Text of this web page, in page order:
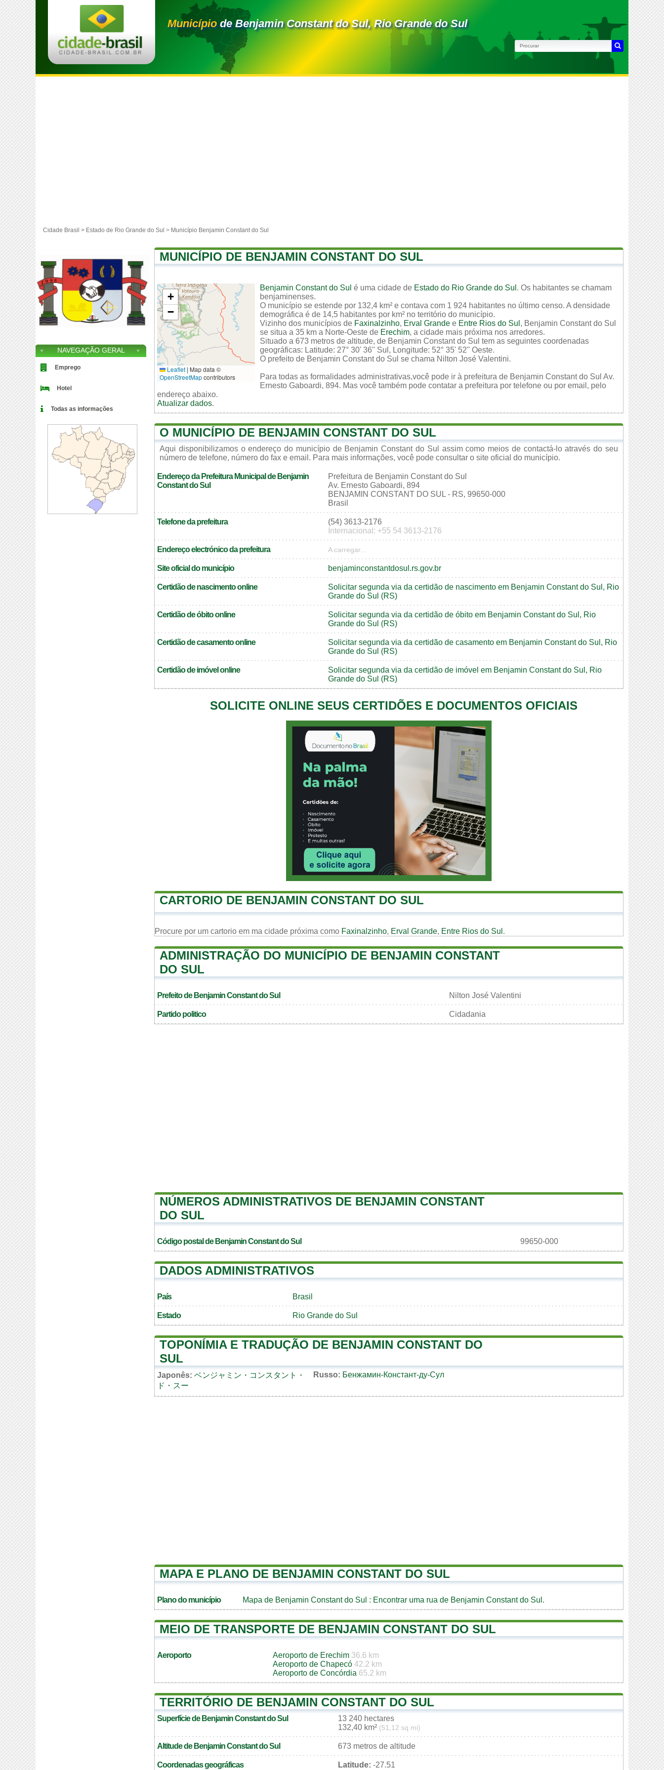
Municípiode Benjamin Constant do Sul, Rio Grande do Sul
Cidade Brasil > Estado de Rio Grande do Sul > Município Benjamin Constant do Sul
MUNICÍPIO DE BENJAMIN CONSTANT DO SUL
+
−
Leaflet | Map data ©
OpenStreetMapcontributors
Benjamin Constant do Sul é uma cidade de Estado do Rio Grande do Sul . Os habitantes se chamam
benjaminenses.
O município se estende por 132,4 km² e contava com 1 924 habitantes no último censo. A densidade
demográfica é de 14,5 habitantes por km² no território do município.
Vizinho dos municípios de Faxinalzinho, Erval Grande e Entre Rios do Sul , Benjamin Constant do Sul
se situa a 35 km a Norte-Oeste de Erechim, a cidade mais próxima nos arredores.
Situado a 673 metros de altitude, de Benjamin Constant do Sul tem as seguintes coordenadas
geográficas: Latitude: 27° 30' 36'' Sul, Longitude: 52° 35' 52'' Oeste.
O prefeito de Benjamin Constant do Sul se chama Nilton José Valentini.
Para todas as formalidades administrativas,você pode ir à prefeitura de Benjamin Constant do Sul Av.
Ernesto Gaboardi, 894. Mas você também pode contatar a prefeitura por telefone ou por email, pelo
endereço abaixo.
Atualizar dados.
O MUNICÍPIO DE BENJAMIN CONSTANT DO SUL
Aqui disponibilizamos o endereço do município de Benjamin Constant do Sul assim como meios de contactá-lo através do seu
número de telefone, número do fax e email. Para mais informações, você pode consultar o site oficial do município.
Endereço da Prefeitura Municipal de Benjamin
Constant do Sul
Prefeitura de Benjamin Constant do Sul
Av. Ernesto Gaboardi, 894
BENJAMIN CONSTANT DO SUL - RS, 99650-000
Brasil
Telefone da prefeitura
(54) 3613-2176
Internacional: +55 54 3613-2176
Endereço electrónico da prefeitura A carregar...
Site oficial do município benjaminconstantdosul.rs.gov.br
Certidão de nascimento online
Solicitar segunda via da certidão de nascimento em Benjamin Constant do Sul, Rio
Grande do Sul (RS)
Certidão de óbito online
Solicitar segunda via da certidão de óbito em Benjamin Constant do Sul, Rio
Grande do Sul (RS)
Certidão de casamento online
Solicitar segunda via da certidão de casamento em Benjamin Constant do Sul, Rio
Grande do Sul (RS)
Certidão de imóvel online
Solicitar segunda via da certidão de imóvel em Benjamin Constant do Sul, Rio
Grande do Sul (RS)
SOLICITE ONLINE SEUS CERTIDÕES E DOCUMENTOS OFICIAIS
CARTORIO DE BENJAMIN CONSTANT DO SUL
Procure por um cartorio em ma cidade próxima como Faxinalzinho, Erval Grande, Entre Rios do Sul .
ADMINISTRAÇÃO DO MUNICÍPIO DE BENJAMIN CONSTANT
DO SUL
Prefeito de Benjamin Constant do Sul Nilton José Valentini
Partido politico Cidadania
NÚMEROS ADMINISTRATIVOS DE BENJAMIN CONSTANT
DO SUL
Código postal de Benjamin Constant do Sul 99650-000
DADOS ADMINISTRATIVOS
País Brasil
Estado Rio Grande do Sul
TOPONÍMIA E TRADUÇÃO DE BENJAMIN CONSTANT DO
SUL
Japonês: ベンジャミン・コンスタント・
ド・スー
Russo: Бенжамин-Констант-ду-Сул
MAPA E PLANO DE BENJAMIN CONSTANT DO SUL
Plano do município Mapa de Benjamin Constant do Sul : Encontrar uma rua de Benjamin Constant do Sul.
MEIO DE TRANSPORTE DE BENJAMIN CONSTANT DO SUL
Aeroporto Aeroporto de Erechim 36.6 km
Aeroporto de Chapecó 42.2 km
Aeroporto de Concórdia 65.2 km
TERRITÓRIO DE BENJAMIN CONSTANT DO SUL
Superfície de Benjamin Constant do Sul
13 240 hectares
132,40 km² (51,12 sq mi)
Altitude de Benjamin Constant do Sul 673 metros de altitude
Coordenadas geográficas Latitude: -27.51
NAVEGAÇÃO GERAL
Emprego
Hotel
Todas as informações